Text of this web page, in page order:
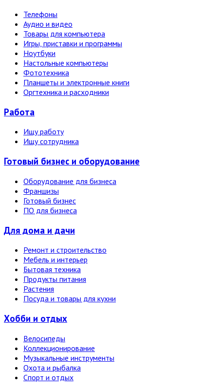
Телефоны
Аудио и видео
Товары для компьютера
Игры, приставки и программы
Ноутбуки
Настольные компьютеры
Фототехника
Планшеты и электронные книги
Оргтехника и расходники
Работа
Ищу работу
Ищу сотрудника
Готовый бизнес и оборудование
Оборудование для бизнеса
Франшизы
Готовый бизнес
ПО для бизнеса
Для дома и дачи
Ремонт и строительство
Мебель и интерьер
Бытовая техника
Продукты питания
Растения
Посуда и товары для кухни
Хобби и отдых
Велосипеды
Коллекционирование
Музыкальные инструменты
Охота и рыбалка
Спорт и отдых